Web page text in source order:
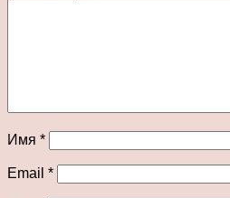
Имя *
Email *